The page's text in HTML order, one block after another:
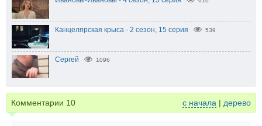
Канцелярская крыса - 2 сезон, 15 серия 539
Сергей 1096
Комментарии 10 с начала | дерево